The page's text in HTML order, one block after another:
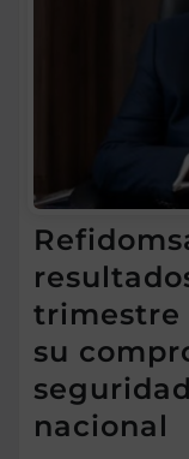
trimestre
su
nacional